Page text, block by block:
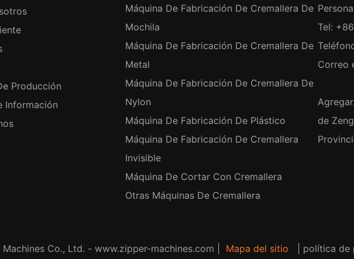
Producción
Información
Máquina De Fabricación De Cremallera De
Mochila
Máquina De Fabricación De Cremallera De
Metal
Máquina De Fabricación De Cremallera De
Nylon
Máquina De Fabricación De Plástico
Máquina De Fabricación De Cremallera
Invisible
Máquina De Cortar Con Cremallera
Otras Máquinas De Cremallera
Tel:
Correo
de
Co., Ltd. - www.zipper-machines.com | Mapa del sitio política de